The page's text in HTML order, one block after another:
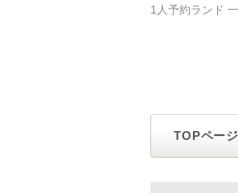
1人予約ランド
TOPページ